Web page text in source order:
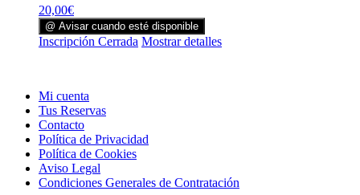
20,00€
@ Avisar cuando esté disponible
Inscripción Cerrada Mostrar detalles
Mi cuenta
Tus Reservas
Contacto
Política de Privacidad
Política de Cookies
Aviso Legal
Condiciones Generales de Contratación